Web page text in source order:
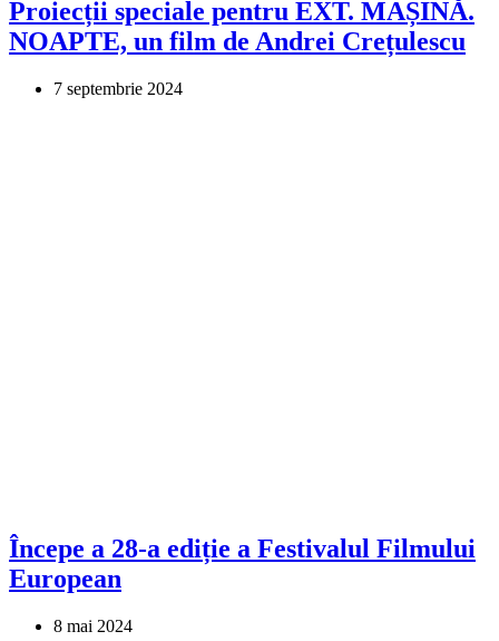
Proiecții speciale pentru EXT. MAȘINĂ.
NOAPTE, un film de Andrei Crețulescu
7 septembrie 2024
Începe a 28-a ediție a Festivalul Filmului
European
8 mai 2024